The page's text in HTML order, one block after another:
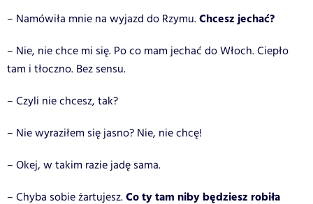
– Namówiła mnie na wyjazd do Rzymu.Chcesz jechać?
– Nie, nie chce mi się. Po co mam jechać do Włoch. Ciepło
tam i tłoczno. Bez sensu.
– Czyli nie chcesz, tak?
– Nie wyraziłem się jasno? Nie, nie chcę!
– Okej, w takim razie jadę sama.
– Chyba sobie żartujesz.Co ty tam niby będziesz robiła